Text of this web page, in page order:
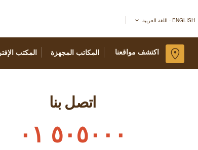
ENGLISH - اللغة العربية
المكاتب المجهزة المكتب اكتشف مواقعنا
اتصل بنا
٥٠٥٠٠٠ ٠١